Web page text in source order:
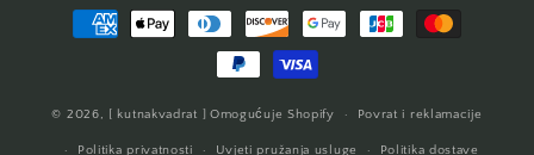
Načini
plaćanja
© 2026, [ kutnakvadrat ] Omogućuje Shopify Povrat i reklamacije
Politika privatnosti Uvjeti pružanja usluge Politika dostave